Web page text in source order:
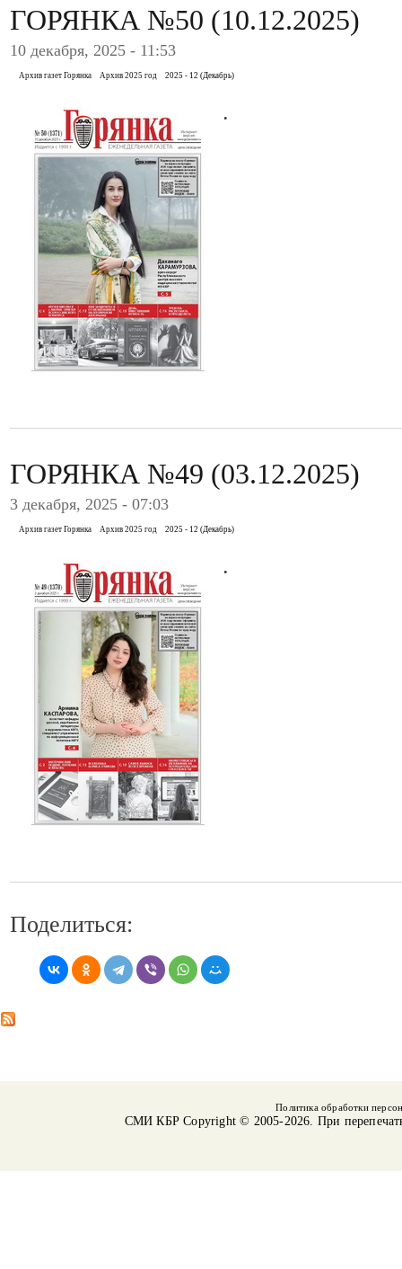
ГОРЯНКА №50 (10.12.2025)
10 декабря, 2025 - 11:53
Архив газет Горянка Архив 2025 год 2025 - 12 (Декабрь)
.
ГОРЯНКА №49 (03.12.2025)
3 декабря, 2025 - 07:03
Архив газет Горянка Архив 2025 год 2025 - 12 (Декабрь)
.
Поделиться:
Политика обработки
СМИ КБРCopyright © 2005-2026. При